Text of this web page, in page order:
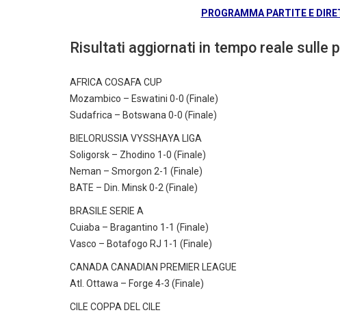
PROGRAMMA PARTITE E
Risultati aggiornati in tempo reale sulle
AFRICA COSAFA CUP
Mozambico – Eswatini 0-0 (Finale)
Sudafrica – Botswana 0-0 (Finale)
BIELORUSSIA VYSSHAYA LIGA
Soligorsk – Zhodino 1-0 (Finale)
Neman – Smorgon 2-1 (Finale)
BATE – Din. Minsk 0-2 (Finale)
BRASILE SERIE A
Cuiaba – Bragantino 1-1 (Finale)
Vasco – Botafogo RJ 1-1 (Finale)
CANADA CANADIAN PREMIER LEAGUE
Atl. Ottawa – Forge 4-3 (Finale)
CILE COPPA DEL CILE